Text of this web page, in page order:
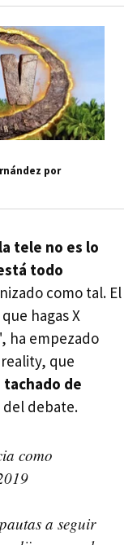
por
tele no es lo
todo
como tal. El
hagas X
ha empezado
que
de
del debate.
como
a seguir